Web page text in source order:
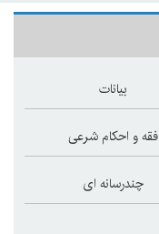
بیانات
فقه و احکام شرعی
چندرسانه ای